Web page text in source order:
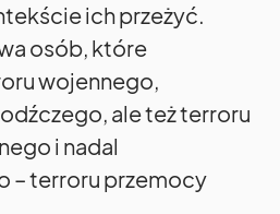
ich przeżyć.
osób, które
wojennego,
ale też terroru
i nadal
– terroru przemocy